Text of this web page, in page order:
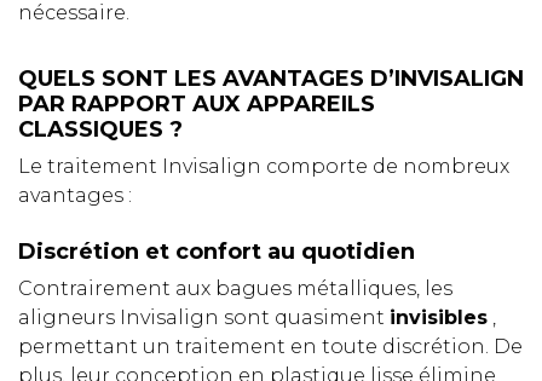
nécessaire.
QUELS SONT LES AVANTAGES D’INVISALIGN
PAR RAPPORT AUX APPAREILS
CLASSIQUES ?
Le traitement Invisalign comporte de nombreux
avantages :
Discrétion et confort au quotidien
Contrairement aux bagues métalliques, les
aligneurs Invisalign sont quasiment invisibles ,
permettant un traitement en toute discrétion. De
plus, leur conception en plastique lisse élimine